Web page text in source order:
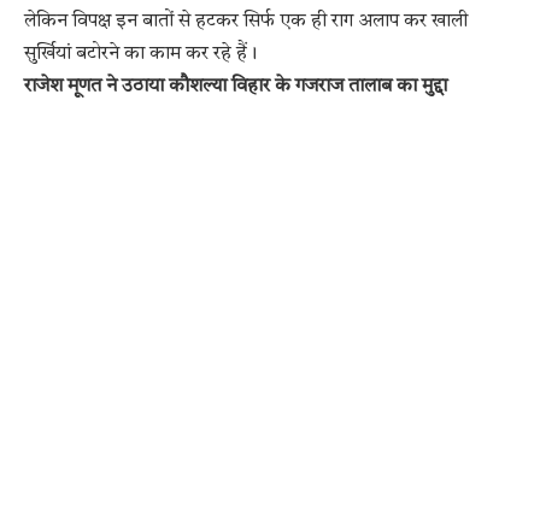
लेकिन विपक्ष इन बातों से हटकर सिर्फ एक ही राग अलाप कर खाली
सुर्खियां बटोरने का काम कर रहे हैं।
राजेश मूणत ने उठाया कौशल्या विहार के गजराज तालाब का मुद्दा